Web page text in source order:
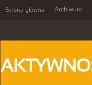
Strona główna Archiwum